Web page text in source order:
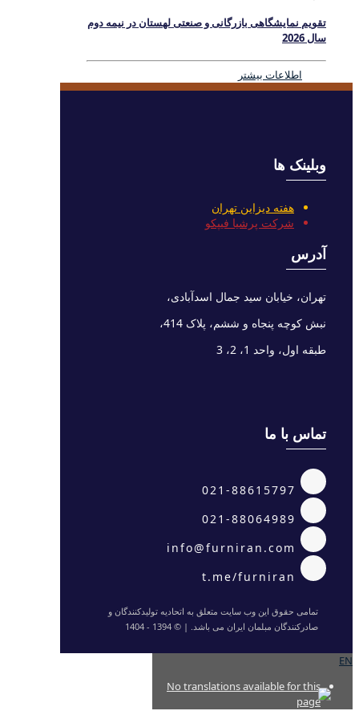
تقویم نمایشگاهی بازرگانی و صنعتی لهستان در نیمه دوم
سال 2026
اطلاعات بیشتر
وبلینک ها
هفته دیزاین تهران
شرکت پرشیا فیپکو
آدرس
تهران، خیابان سید جمال اسدآبادی،
نبش کوچه پنجاه و ششم، پلاک 414،
طبقه اول، واحد 1، 2، 3
تماس با ما
تمامی حقوق این وب سایت متعلق به اتحادیه تولیدکنندگان و
صادرکنندگان مبلمان ایران می باشد. | © 1394 - 1404
EN
No translations available for this
page